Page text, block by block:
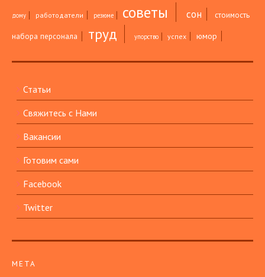
дому работодатели резюме советы сон стоимость
набора персонала труд упорство успех юмор
Статьи
Свяжитесь с Нами
Вакансии
Готовим сами
Facebook
Twitter
МЕТА